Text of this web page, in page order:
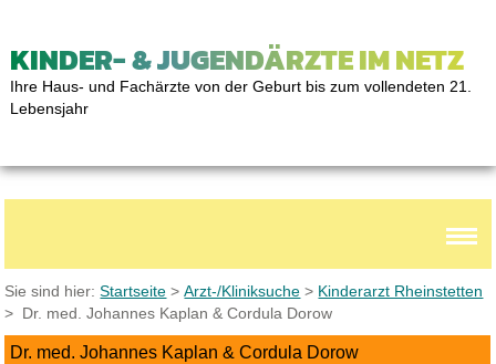
KINDER- & JUGENDÄRZTE IM NETZ
Ihre Haus- und Fachärzte von der Geburt bis zum vollendeten 21.
Lebensjahr
Sie sind hier:Startseite >Arzt-/Kliniksuche > Kinderarzt Rheinstetten
> Dr. med. Johannes Kaplan & Cordula Dorow
Dr. med. Johannes Kaplan & Cordula Dorow